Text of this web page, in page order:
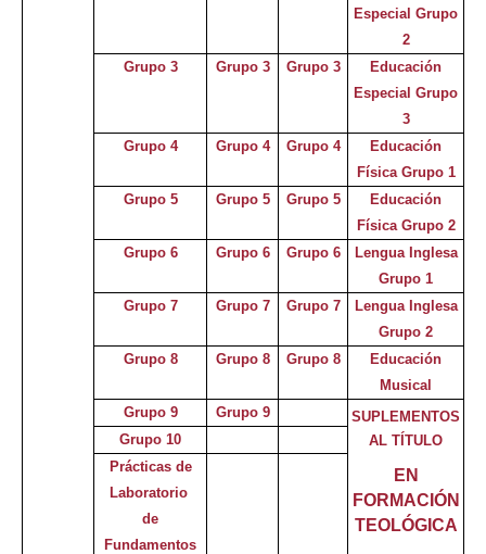
Especial Grupo
2
Grupo 3
Grupo 3 Grupo 3
Educación
Especial Grupo
3
Grupo 4
Grupo 4 Grupo 4
Educación
Física Grupo 1
Grupo 5
Grupo 5 Grupo 5
Educación
Física Grupo 2
Grupo 6
Grupo 6 Grupo 6
Lengua Inglesa
Grupo 1
Grupo 7
Grupo 7 Grupo 7
Lengua Inglesa
Grupo 2
Grupo 8
Grupo 8 Grupo 8
Educación
Musical
Grupo 9
Grupo 9
SUPLEMENTOS
AL TÍTULO
EN
FORMACIÓN
TEOLÓGICA
Grupo 10
Prácticas de
Laboratorio
de
Fundamentos